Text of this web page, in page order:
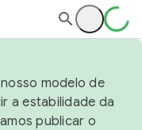
modelo de
a estabilidade da
publicar o